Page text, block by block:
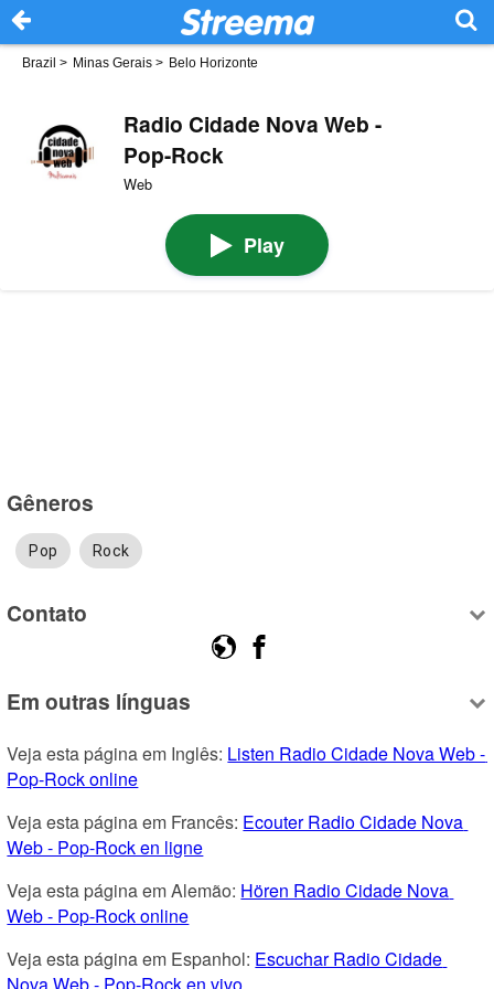
Brazil > Minas Gerais > Belo Horizonte
Radio Cidade Nova Web -
Pop-Rock
Web
Play
Gêneros
Pop Rock
Contato
Em outras línguas
Veja esta página em Inglês: Listen Radio Cidade Nova Web -
Pop-Rock online
Veja esta página em Francês: Ecouter Radio Cidade Nova
Web - Pop-Rock en ligne
Veja esta página em Alemão: Hören Radio Cidade Nova
Web - Pop-Rock online
Veja esta página em Espanhol: Escuchar Radio Cidade
Nova Web - Pop-Rock en vivo